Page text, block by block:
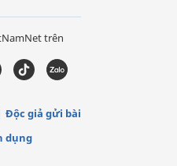
trên
Độc giả gửi bài
dụng